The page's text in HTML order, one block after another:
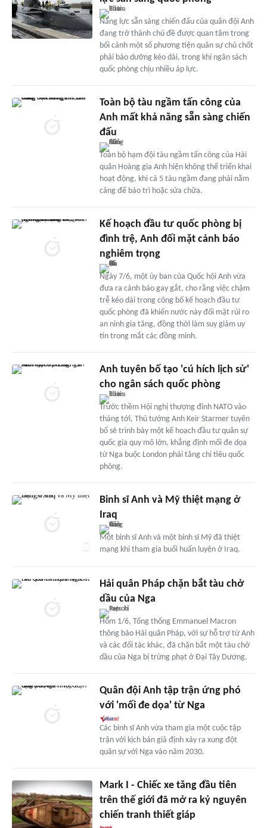
Năng lực sẵn sàng chiến đấu của quân đội Anh
đang trở thành chủ đề được quan tâm trong
bối cảnh một số phương tiện quân sự chủ chốt
phải bảo dưỡng kéo dài, trong khi ngân sách
quốc phòng chịu nhiều áp lực.
Toàn bộ tàu ngầm tấn công của
Anh mất khả năng sẵn sàng chiến
đấu
Toàn bộ hạm đội tàu ngầm tấn công của Hải
quân Hoàng gia Anh hiện không thể triển khai
hoạt động, khi cả 5 tàu ngầm đang phải nằm
cảng để bảo trì hoặc sửa chữa.
Kế hoạch đầu tư quốc phòng bị
đình trệ, Anh đối mặt cảnh báo
nghiêm trọng
Ngày 7/6, một ủy ban của Quốc hội Anh vừa
đưa ra cảnh báo gay gắt, cho rằng việc chậm
trễ kéo dài trong công bố kế hoạch đầu tư
quốc phòng đã khiến nước này đối mặt rủi ro
an ninh gia tăng, đồng thời làm suy giảm uy
tín trong mắt các đồng minh.
Anh tuyên bố tạo 'cú hích lịch sử'
cho ngân sách quốc phòng
Trước thềm Hội nghị thượng đỉnh NATO vào
tháng tới, Thủ tướng Anh Keir Starmer tuyên
bố sẽ trình bày một kế hoạch đầu tư quân sự
quốc gia quy mô lớn, khẳng định mối đe dọa
từ Nga buộc London phải tăng chi tiêu quốc
phòng.
Binh sĩ Anh và Mỹ thiệt mạng ở
Iraq
Một binh sĩ Anh và một binh sĩ Mỹ đã thiệt
mạng khi tham gia buổi huấn luyện ở Iraq.
Hải quân Pháp chặn bắt tàu chở
dầu của Nga
Hôm 1/6, Tổng thống Emmanuel Macron
thông báo Hải quân Pháp, với sự hỗ trợ từ Anh
và các đối tác khác, đã chặn bắt một tàu chở
dầu của Nga bị trừng phạt ở Đại Tây Dương.
Quân đội Anh tập trận ứng phó
với 'mối đe dọa' từ Nga
Các binh sĩ Anh vừa tham gia một cuộc tập
trận với kịch bản giả định xảy ra xung đột
quân sự với Nga vào năm 2030.
Mark I - Chiếc xe tăng đầu tiên
trên thế giới đã mở ra kỷ nguyên
chiến tranh thiết giáp